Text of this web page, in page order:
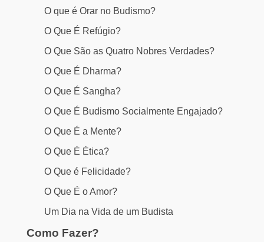
O que é Orar no Budismo?
O Que É Refúgio?
O Que São as Quatro Nobres Verdades?
O Que É Dharma?
O Que É Sangha?
O Que É Budismo Socialmente Engajado?
O Que É a Mente?
O Que É Ética?
O Que é Felicidade?
O Que É o Amor?
Um Dia na Vida de um Budista
Como Fazer?